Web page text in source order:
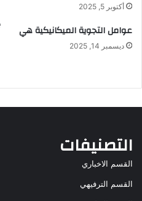
أكتوبر 5, 2025
عوامل التجوية الميكانيكية هي
ديسمبر 14, 2025
التصنيفات
القسم الاخباري
القسم الترفيهي